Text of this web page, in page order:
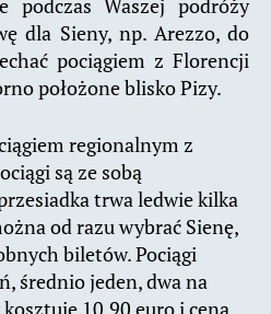
podczas Waszej podróży
dla Sieny, np. Arezzo, do
pociągiem z Florencji
położone blisko Pizy.
regionalnym z
są ze sobą
trwa ledwie kilka
od razu wybrać Sienę,
biletów. Pociągi
średnio jeden, dwa na